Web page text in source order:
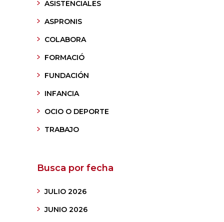
ASISTENCIALES
ASPRONIS
COLABORA
FORMACIÓ
FUNDACIÓN
INFANCIA
OCIO O DEPORTE
TRABAJO
Busca por fecha
JULIO 2026
JUNIO 2026